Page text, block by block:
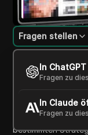
Fragen stellen
In
Fragen zu
In Claude
Fragen zu
Das Video
Strategien bis
neue Trends
Präsentator teilt
ranken und mehr
bestimmten